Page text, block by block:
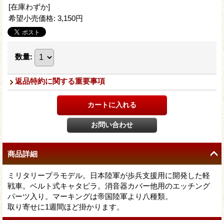
[在庫わずか]
希望小売価格: 3,150円
数量:
返品特約に関する重要事項
商品詳細
ミリタリープラモデル。日本陸軍が歩兵支援用に開発した軽
戦車。ベルト式キャタピラ。消音器カバー他用のエッチング
パーツ入り。マーキングは帝国陸軍より八種類。
取り寄せに1週間ほど掛かります。